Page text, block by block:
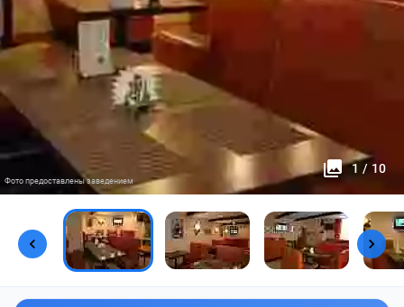
1 / 10
Фото предоставлены заведением